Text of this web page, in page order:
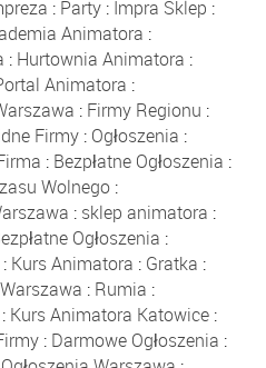
: Party : Impra Sklep :
Animatora :
: Hurtownia Animatora :
Animatora :
: Firmy Regionu :
Firmy: Ogłoszenia :
: Bezpłatne Ogłoszenia :
Wolnego:
: sklep animatora :
Ogłoszenia :
Kurs Animatora : Gratka :
: Rumia :
: Kurs Animatora Katowice :
: Darmowe Ogłoszenia :